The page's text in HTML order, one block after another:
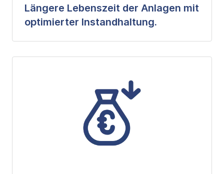
Längere Lebenszeit der Anlagen mit
optimierter Instandhaltung.